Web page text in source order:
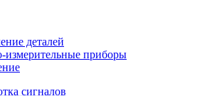
деталей
измерительные приборы
сигналов